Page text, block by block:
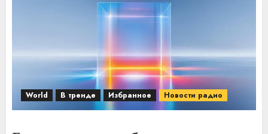
World В тренде Избранное Новости радио